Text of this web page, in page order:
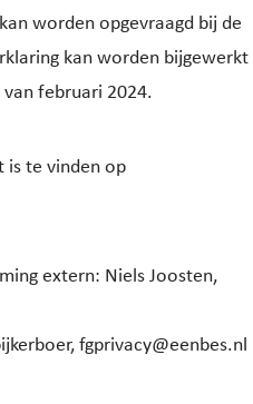
worden opgevraagd bij de
kan worden bijgewerkt
van februari 2024.
is te vinden op
extern: Niels Joosten,
fgprivacy@eenbes.nl